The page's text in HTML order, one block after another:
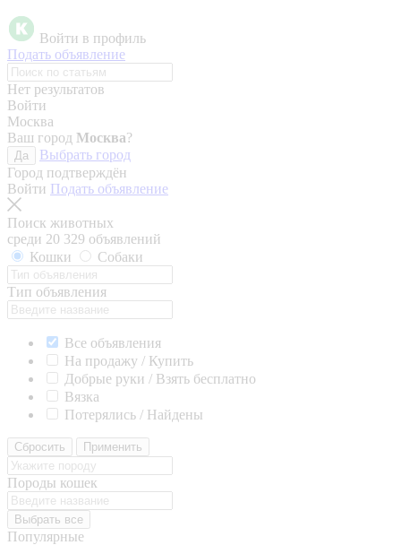
Войти в профиль
Подать объявление
Нет результатов
Войти
Москва
Ваш город Москва?
Да
Выбрать город
Город подтверждён
Войти Подать объявление
Поиск животных
среди 20 329 объявлений
Кошки
Собаки
Тип объявления
Все объявления
На продажу / Купить
Добрые руки / Взять бесплатно
Вязка
Потерялись / Найдены
Сбросить Применить
Породы кошек
Выбрать все
Популярные